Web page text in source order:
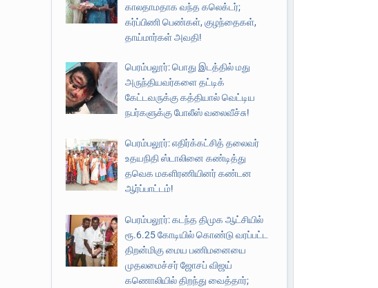
காலதாமதாக வந்த கலெக்டர்;
கர்ப்பிணி பெண்கள், குழந்தைகள்,
தாய்மார்கள் அவதி!
பெரம்பலூர்: பொது இடத்தில் மது
அருந்தியவர்களை தட்டிக்
கேட்டவருக்கு கத்தியால் வெட்டிய
நபர்களுக்கு போலீஸ் வலைவீச்சு!
பெரம்பலூர்: எதிர்க்கட்சித் தலைவர்
உதயநிதி ஸ்டாலினை கண்டித்து
தவெக மகளிரணியினர் கண்டன
ஆர்ப்பாட்டம்!
பெரம்பலூர்: கடந்த திமுக ஆட்சியில்
ரூ.6.25 கோடியில் கொண்டு வரப்பட்ட
திறன்மிகு மைய பணிமனையை
முதலமைச்சர் ஜோசப் விஜய்
கணொலியில் திறந்து வைத்தார்;